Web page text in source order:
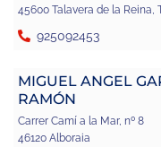
45600 Talavera de la Reina,
925092453
MIGUEL ANGEL
RAMÓN
Carrer Camí a la Mar, nº 8
46120 Alboraia